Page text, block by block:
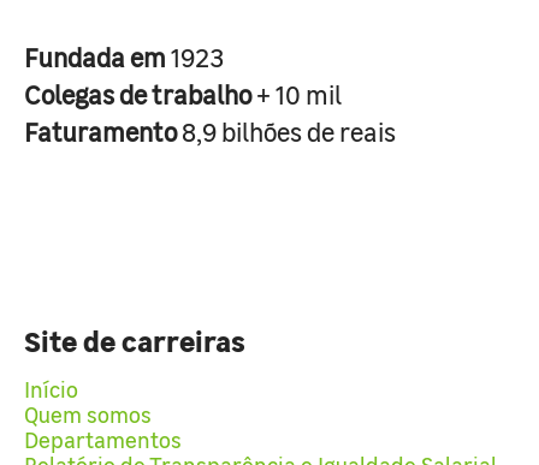
Fundada em1923
Colegas de trabalho+ 10 mil
Faturamento8,9 bilhões de reais
Site de carreiras
Início
Quem somos
Departamentos